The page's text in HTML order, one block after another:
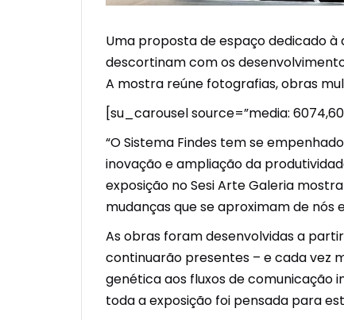
Uma proposta de espaço dedicado
descortinam com os
A mostra reúne fotografias, obras
[su_carousel source=”media:
“O Sistema Findes tem se
inovação e ampliação da
exposição no Sesi Arte Galeria
mudanças que se aproximam de nós
As obras foram desenvolvidas a
continuarão presentes – e cada vez
genética aos fluxos de comunicação
toda a exposição foi pensada para